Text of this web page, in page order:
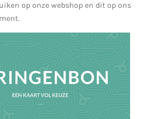
op onze webshop en dit op ons